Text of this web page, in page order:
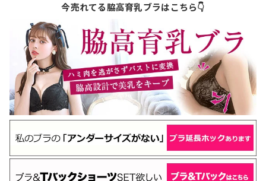
今売れてる脇高育乳ブラはこちら👇